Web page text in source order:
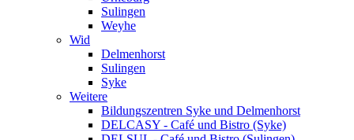
Sulingen
Weyhe
Wid
Delmenhorst
Sulingen
Syke
Weitere
Bildungszentren Syke und Delmenhorst
DELCASY - Café und Bistro (Syke)